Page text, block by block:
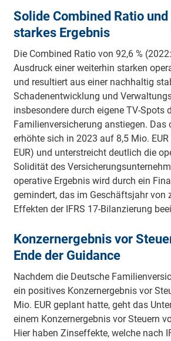
Solide Combined Ratio
starkes Ergebnis
Die Combined Ratio von 92,6 %
Ausdruck einer weiterhin starken
und resultiert aus einer nachhaltig
Schadenentwicklung und
insbesondere durch eigene TV-Spots
Familienversicherung anstiegen. Das
erhöhte sich in 2023 auf 8,5 Mio.
EUR) und unterstreicht deutlich die
Solidität des
operative Ergebnis wird durch ein
gemindert, das im Geschäftsjahr von
Effekten der IFRS 17-Bilanzierung
Konzernergebnis vor
Ende der Guidance
Nachdem die Deutsche
ein positives Konzernergebnis vor
Mio. EUR geplant hatte, geht das
einem Konzernergebnis vor Steuern
Hier haben Zinseffekte, welche nach